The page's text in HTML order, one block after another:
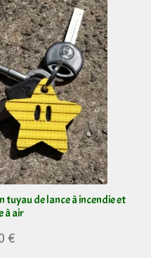
tuyau de lance à incendie et
à air
€